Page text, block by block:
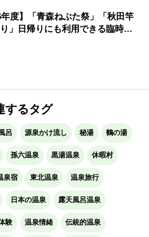
年度】「青森ねぶた祭」「秋田竿
」日帰りにも利用できる臨時新
するタグ
呂 源泉かけ流し 秘湯 鶴の湯
孫六温泉 黒湯温泉 休暇村
泉宿 東北温泉 温泉旅行
日本の温泉 露天風呂温泉
験 温泉情緒 伝統的温泉